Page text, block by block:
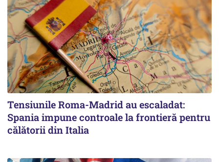
Tensiunile Roma-Madrid au escaladat:
Spania impune controale la frontieră pentru
călătorii din Italia